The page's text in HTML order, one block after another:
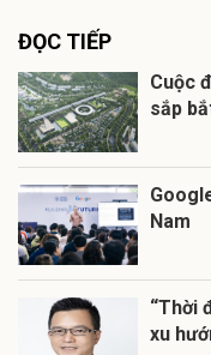
ĐỌC TIẾP
Cuộc
sắp
Nam
“Thời
xu